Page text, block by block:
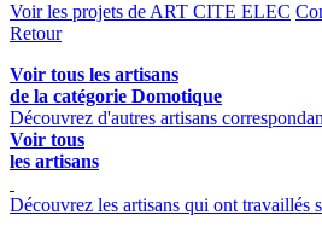
Voir les projets de ART CITE ELEC
Retour
Voir tous les artisans
de la catégorie Domotique
Découvrez d'autres artisans
Voir tous
les artisans
Découvrez les artisans qui ont travaillés